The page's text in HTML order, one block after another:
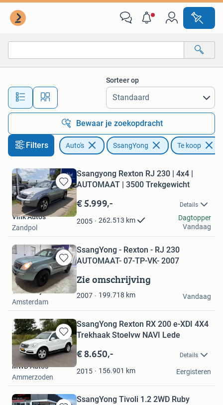
Alle afstanden…
Sorteer op
Bewaar je zoekopdracht
Filters Auto's SsangYong Te koop
Bewaren
in
Mijn
Favorieten
Ssangyong Rexton RJ 230 | 4x4 |
AUTOMAAT | 3500 Trekgewicht
€ 5.999,- Details
2005 262.513 km
Vink Auto's
Zandpol
Dagtopper
Vandaag
Bewaren
in
Mijn
Favorieten
SsangYong - Rexton - RJ 230
AUTOMAAT- 07-TP-VK- 2007
Zie omschrijving
2007 199.718 km
Troostwijk Auctions
Amsterdam
Vandaag
Bewaren
in
Mijn
Favorieten
SsangYong Rexton RX 200 e-XDI 4X4
Trekhaak Stoelvw NAVI Lede
€ 8.650,- Details
2015 156.901 km
MWB Auto's
Ammerzoden
Eergisteren
SsangYong Tivoli 1.2 2WD Ruby